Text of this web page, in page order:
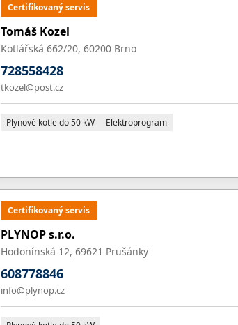
Certifikovaný servis
Tomáš Kozel
Kotlářská 662/20, 60200 Brno
728558428
tkozel@post.cz
Plynové kotle do 50 kW Elektroprogram
Certifikovaný servis
PLYNOP s.r.o.
Hodonínská 12, 69621 Prušánky
608778846
info@plynop.cz